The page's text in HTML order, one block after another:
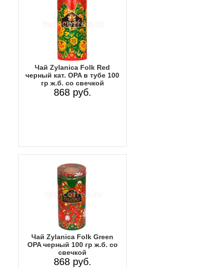
Чай Zylanica Folk Red
черный кат. OPA в тубе 100
гр ж.б. со свечкой
868 руб.
Чай Zylanica Folk Green
OPA черный 100 гр ж.б. со
свечкой
868 руб.